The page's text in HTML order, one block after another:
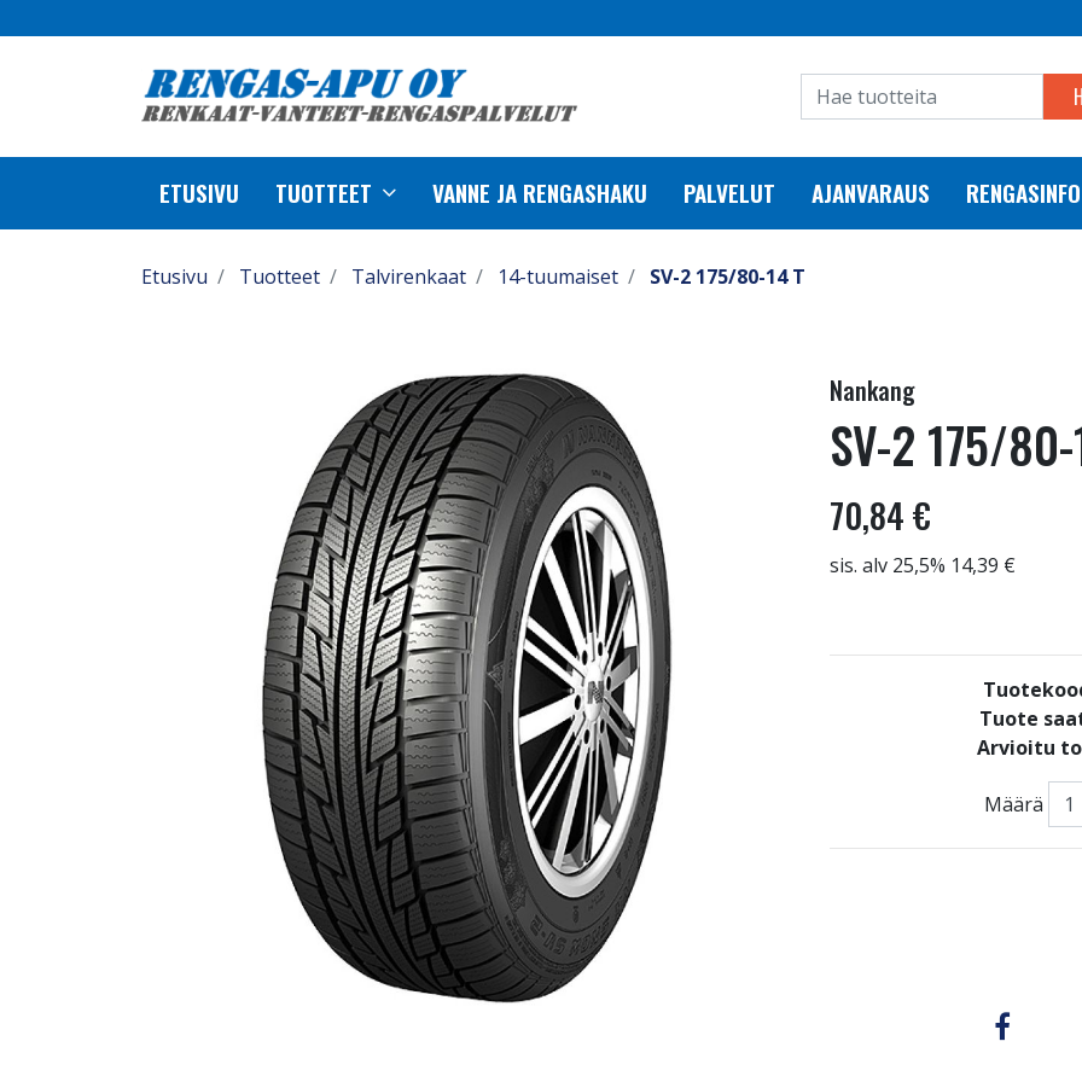
ETUSIVU TUOTTEET VANNE JA RENGASHAKU PALVELUT AJANVARAUS RENGASINFO
Etusivu Tuotteet Talvirenkaat 14-tuumaiset SV-2 175/80-14 T
Nankang
SV-2 175/
70,84 €
sis. alv 25,5% 14,39 €
Tuote
Arvioitu
Määrä